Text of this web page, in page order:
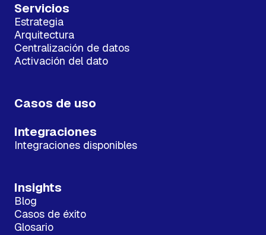
Servicios
Estrategia
Arquitectura
Centralización de datos
Activación del dato
Casos de uso
Integraciones
Integraciones disponibles
Insights
Blog
Casos de éxito
Glosario